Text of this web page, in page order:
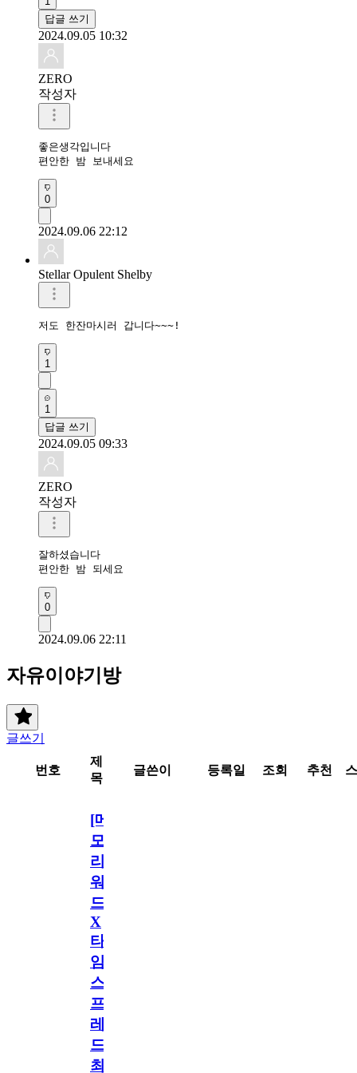
답글 쓰기
2024.09.05 10:32
ZERO
작성자
좋은생각입니다
편안한 밤 보내세요
0
2024.09.06 22:12
Stellar Opulent Shelby
저도 한잔마시러 갑니다~~~!
1
1
답글 쓰기
2024.09.05 09:33
ZERO
작성자
잘하셨습니다
편안한 밤 되세요
0
2024.09.06 22:11
자유이야기방
글쓰기
번호
제
목
글쓴이 등록일 조회 추천
[메
모
리
워
드
X
타
임
스
프
레
드]
최